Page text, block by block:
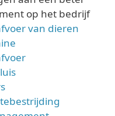
op het bedrijf
van dieren